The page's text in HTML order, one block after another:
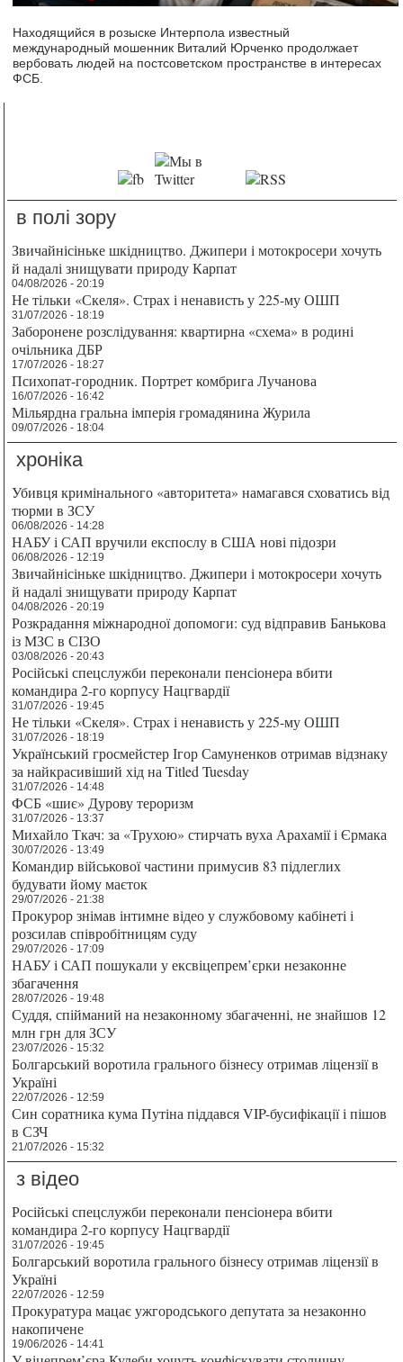
Находящийся в розыске Интерпола известный
международный мошенник Виталий Юрченко продолжает
вербовать людей на постсоветском пространстве в интересах
ФСБ.
в полі зору
Звичайнісіньке шкідництво. Джипери і мотокросери хочуть
й надалі знищувати природу Карпат
04/08/2026 - 20:19
Не тільки «Скеля». Страх і ненависть у 225-му ОШП
31/07/2026 - 18:19
Заборонене розслідування: квартирна «схема» в родині
очільника ДБР
17/07/2026 - 18:27
Психопат-городник. Портрет комбрига Лучанова
16/07/2026 - 16:42
Мільярдна гральна імперія громадянина Журила
09/07/2026 - 18:04
хроніка
Убивця кримінального «авторитета» намагався сховатись від
тюрми в ЗСУ
06/08/2026 - 14:28
НАБУ і САП вручили експослу в США нові підозри
06/08/2026 - 12:19
Звичайнісіньке шкідництво. Джипери і мотокросери хочуть
й надалі знищувати природу Карпат
04/08/2026 - 20:19
Розкрадання міжнародної допомоги: суд відправив Банькова
із МЗС в СІЗО
03/08/2026 - 20:43
Російські спецслужби переконали пенсіонера вбити
командира 2-го корпусу Нацгвардії
31/07/2026 - 19:45
Не тільки «Скеля». Страх і ненависть у 225-му ОШП
31/07/2026 - 18:19
Український гросмейстер Ігор Самуненков отримав відзнаку
за найкрасивіший хід на Titled Tuesday
31/07/2026 - 14:48
ФСБ «шиє» Дурову тероризм
31/07/2026 - 13:37
Михайло Ткач: за «Трухою» стирчать вуха Арахамії і Єрмака
30/07/2026 - 13:49
Командир військової частини примусив 83 підлеглих
будувати йому маєток
29/07/2026 - 21:38
Прокурор знімав інтимне відео у службовому кабінеті і
розсилав співробітницям суду
29/07/2026 - 17:09
НАБУ і САП пошукали у ексвіцепрем’єрки незаконне
збагачення
28/07/2026 - 19:48
Суддя, спійманий на незаконному збагаченні, не знайшов 12
млн грн для ЗСУ
23/07/2026 - 15:32
Болгарський воротила грального бізнесу отримав ліцензії в
Україні
22/07/2026 - 12:59
Син соратника кума Путіна піддався VIP-бусифікації і пішов
в СЗЧ
21/07/2026 - 15:32
з відео
Російські спецслужби переконали пенсіонера вбити
командира 2-го корпусу Нацгвардії
31/07/2026 - 19:45
Болгарський воротила грального бізнесу отримав ліцензії в
Україні
22/07/2026 - 12:59
Прокуратура мацає ужгородського депутата за незаконно
накопичене
19/06/2026 - 14:41